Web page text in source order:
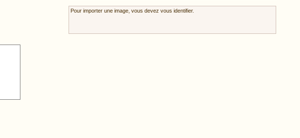
Pour importer une image, vous devez vous identifier.